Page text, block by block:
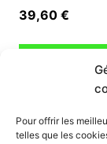
Pour offrir les
telles que les
39,60 €